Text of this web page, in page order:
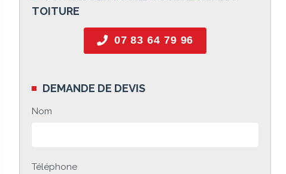
TOITURE
07 83 64 79 96
DEMANDE DE DEVIS
Nom
Téléphone